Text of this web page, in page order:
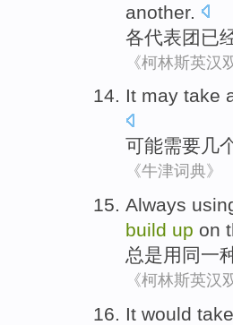
another.
各代表团 已
《柯林斯英汉
It may take
可能需要几
《牛津词典》
Always
build up on
总是用 同一
《柯林斯英汉
It would take